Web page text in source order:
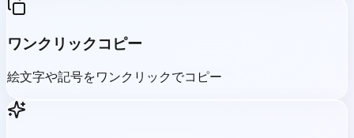
ワンクリックコピー
絵文字や記号をワンクリックでコピー